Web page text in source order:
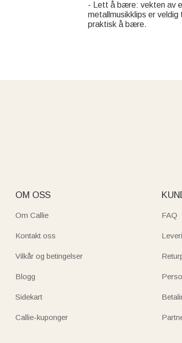
- Lett å bære: vekten av
metallmusikklips er
praktisk å bære.
OM OSS
Om Callie
Kontakt oss
Vilkår og betingelser
Blogg
Sidekart
Callie-kuponger
FAQ